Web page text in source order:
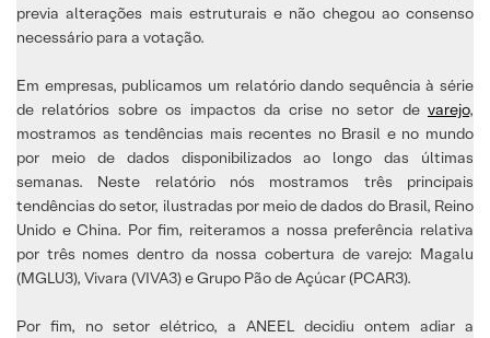
previa alterações mais estruturais e não chegou ao consenso
necessário para a votação.
Em empresas, publicamos um relatório dando sequência à série
de relatórios sobre os impactos da crise no setor de varejo,
mostramos as tendências mais recentes no Brasil e no mundo
por meio de dados disponibilizados ao longo das últimas
semanas. Neste relatório nós mostramos três principais
tendências do setor, ilustradas por meio de dados do Brasil, Reino
Unido e China. Por fim, reiteramos a nossa preferência relativa
por três nomes dentro da nossa cobertura de varejo: Magalu
(MGLU3), Vivara (VIVA3) e Grupo Pão de Açúcar (PCAR3).
Por fim, no setor elétrico, a ANEEL decidiu ontem adiar a